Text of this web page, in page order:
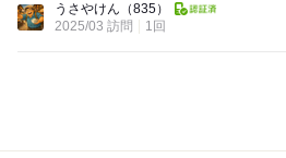
うさやけん （835）
2025/03 訪問
1回